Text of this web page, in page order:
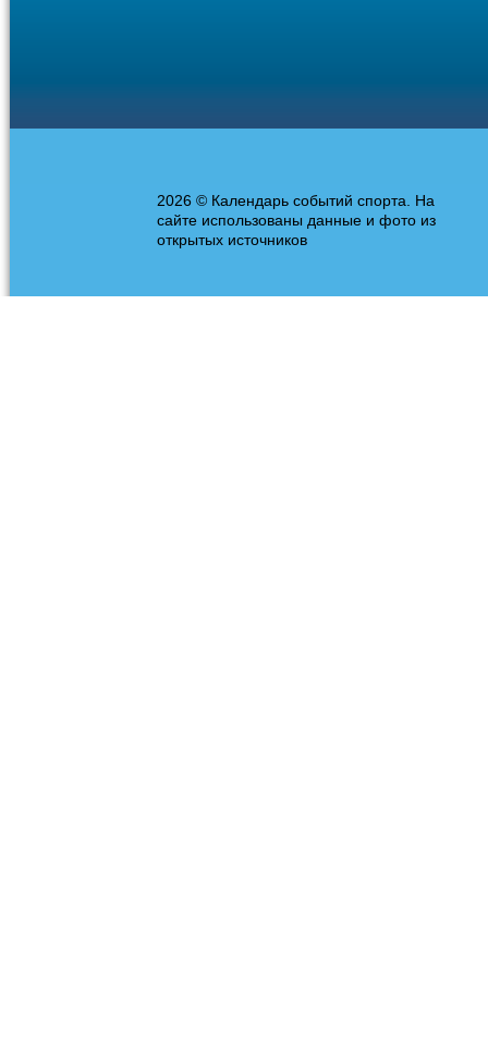
2026 © Календарь событий спорта. На
сайте использованы данные и фото из
открытых источников